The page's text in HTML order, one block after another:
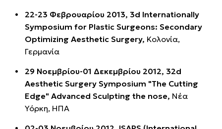
22-23 Φεβρουαρίου 2013, 3d Internationally
Symposium for Plastic Surgeons: Secondary
Optimizing Aesthetic Surgery, Κολονία,
Γερμανία
29 Νοεμβρίου-01 Δεκεμβρίου 2012, 32d
Aesthetic Surgery Symposium "The Cutting
Edge" Advanced Sculpting the nose, Νέα
Υόρκη, ΗΠΑ